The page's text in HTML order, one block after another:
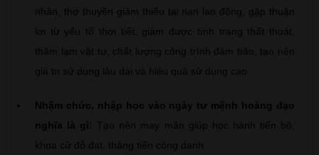
nhân, thợ thuyền giảm thiểu tai nạn lao động, gặp thuận
lợi từ yếu tố thời tiết, giảm được tình trạng thất thoát,
thâm lạm vật tư, chất lượng công trình đảm bảo, tạo nên
giá trị sử dụng lâu dài và hiệu quả sử dụng cao
Nhậm chức, nhập học vào ngày tư mệnh hoàng đạo
nghĩa là gì: Tạo nên may mắn giúp học hành tiến bộ,
khoa cử đỗ đạt, thăng tiến công danh